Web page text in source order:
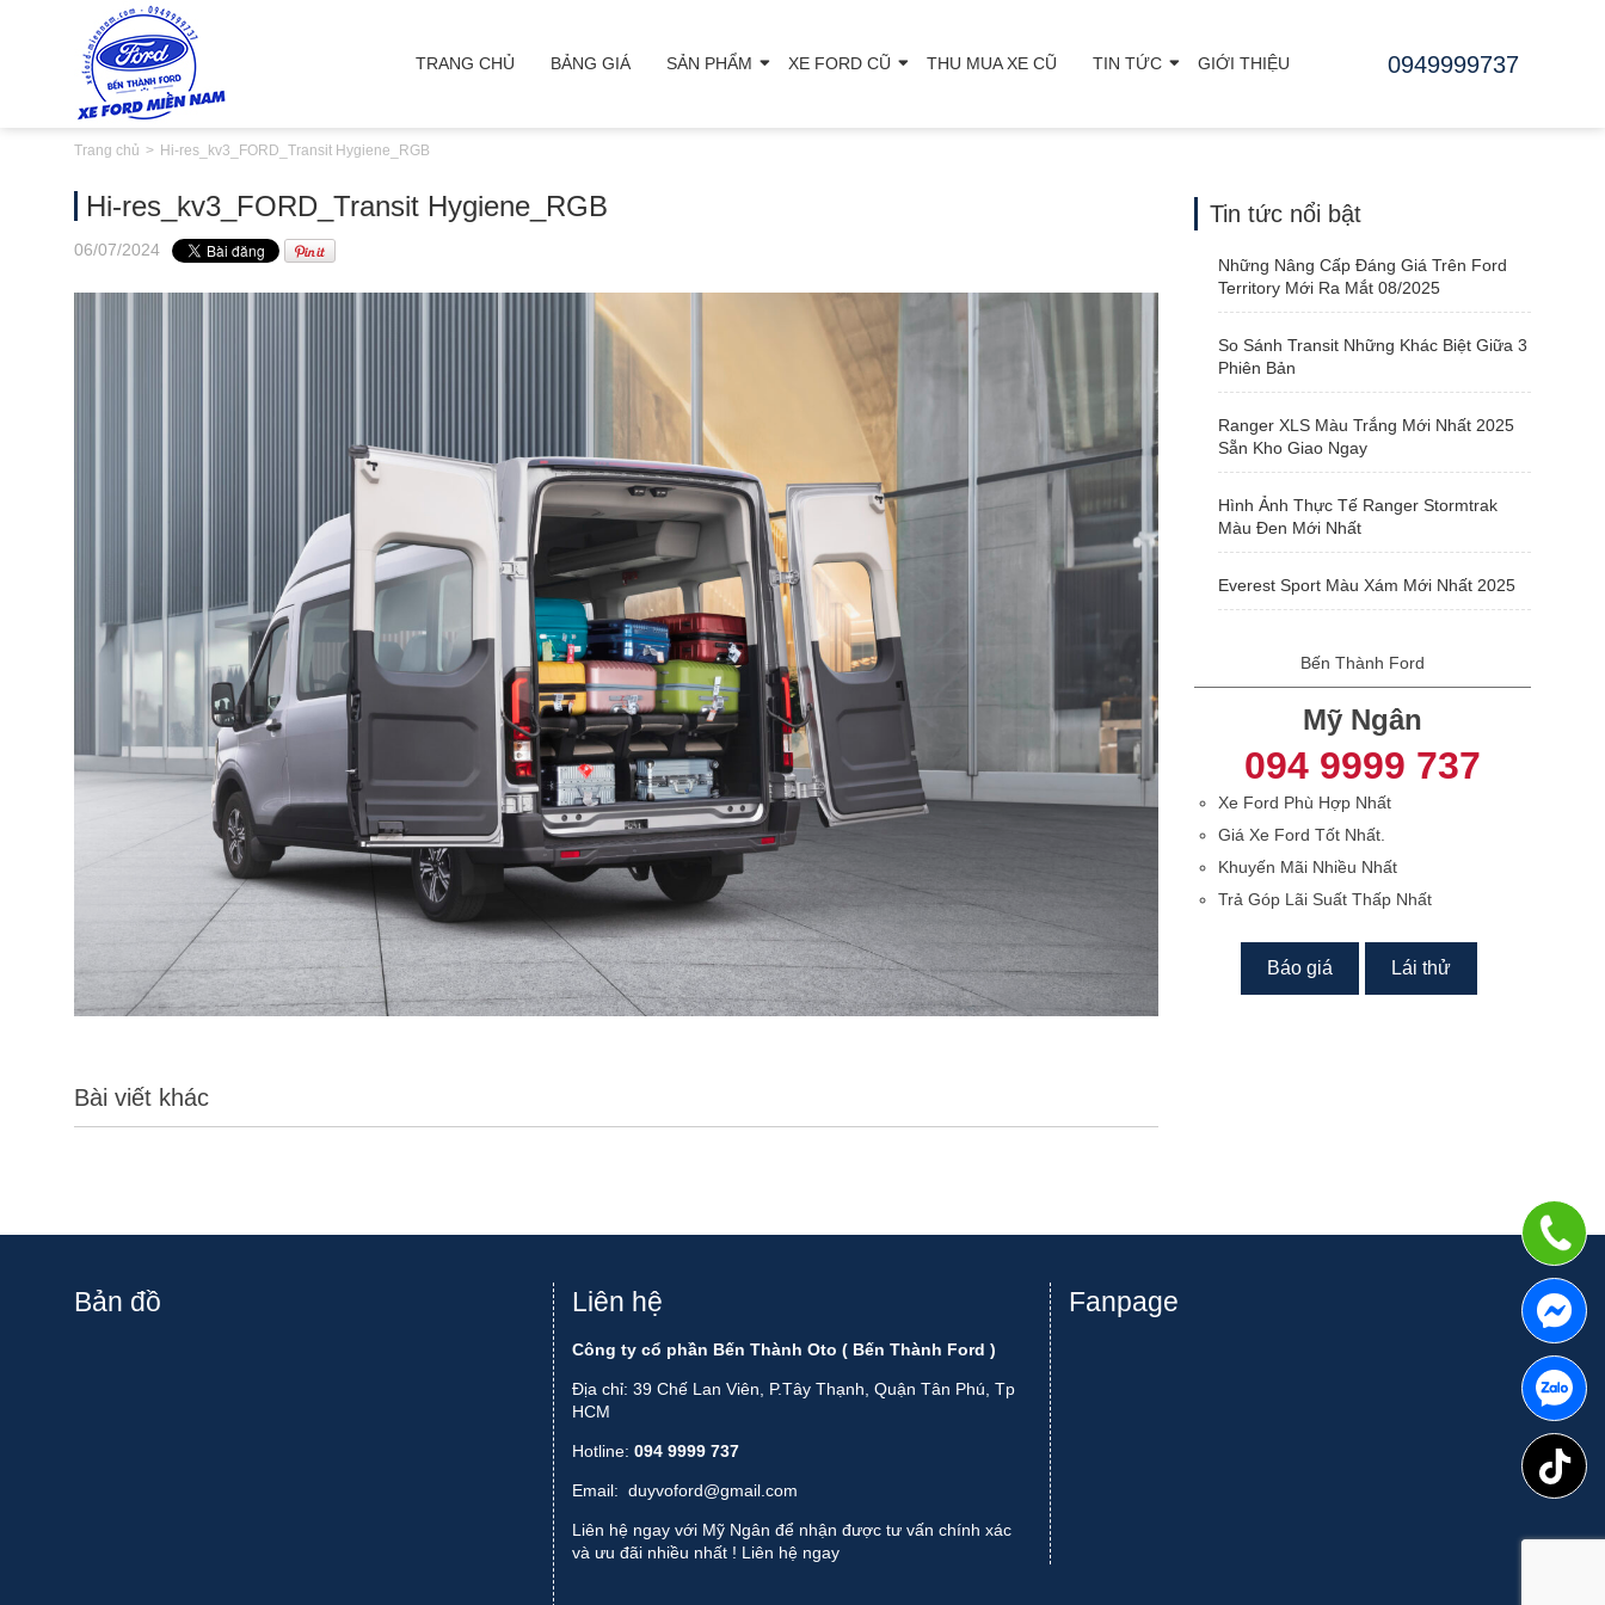
TRANG CHỦ BẢNG GIÁ SẢN PHẨM XE FORD CŨ THU MUA XE CŨ TIN TỨC GIỚI THIỆU 0949999737
Trang chủ Hi-res_kv3_FORD_Transit Hygiene_RGB
Hi-res_kv3_FORD_Transit Hygiene_RGB
06/07/2024
Bài viết khác
Tin tức nổi bật
Những Nâng Cấp Đáng Giá Trên Ford
Territory Mới Ra Mắt 08/2025
So Sánh Transit Những Khác Biệt Giữa 3
Phiên Bản
Ranger XLS Màu Trắng Mới Nhất 2025
Sẵn Kho Giao Ngay
Hình Ảnh Thực Tế Ranger Stormtrak
Màu Đen Mới Nhất
Everest Sport Màu Xám Mới Nhất 2025
Bến Thành Ford
Mỹ Ngân
094 9999 737
Xe Ford Phù Hợp Nhất
Giá Xe Ford Tốt Nhất.
Khuyến Mãi Nhiều Nhất
Trả Góp Lãi Suất Thấp Nhất
Báo giá Lái thử
Bản đồ Liên hệ
Công ty cổ phần Bến Thành Oto ( Bến Thành Ford )
Địa chỉ: 39 Chế Lan Viên, P.Tây Thạnh, Quận Tân Phú, Tp
HCM
Hotline: 094 9999 737
Email: duyvoford@gmail.com
Liên hệ ngay với Mỹ Ngân để nhận được tư vấn chính xác
và ưu đãi nhiều nhất ! Liên hệ ngay
Fanpage